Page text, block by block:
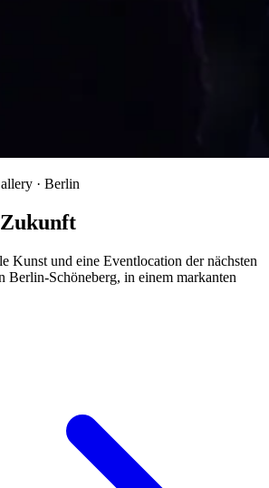
· Berlin
Kunst und eine Eventlocation der nächsten
Schöneberg, in einem markanten